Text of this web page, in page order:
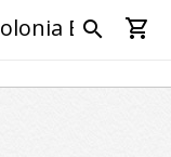
Bytom
search shopping_cart